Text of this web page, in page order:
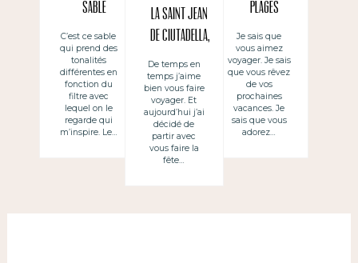
sable
C’est ce sable
qui prend des
tonalités
différentes en
fonction du
filtre avec
lequel on le
regarde qui
m’inspire. Le…
La Saint Jean
de Ciutadella,
à Minorque
De temps en
temps j’aime
bien vous faire
voyager. Et
aujourd’hui j’ai
décidé de
partir avec
vous faire la
fête…
plages
d’Espagne, à
Minorque
Je sais que
vous aimez
voyager. Je sais
que vous rêvez
de vos
prochaines
vacances. Je
sais que vous
adorez…